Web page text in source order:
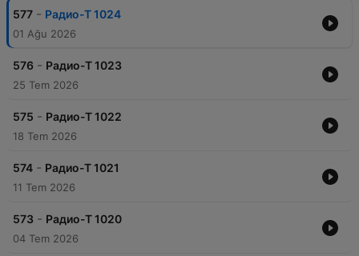
577 - Радио-Т 1024
01 Ağu 2026
576 - Радио-Т 1023
25 Tem 2026
575 - Радио-Т 1022
18 Tem 2026
574 - Радио-Т 1021
11 Tem 2026
573 - Радио-Т 1020
04 Tem 2026